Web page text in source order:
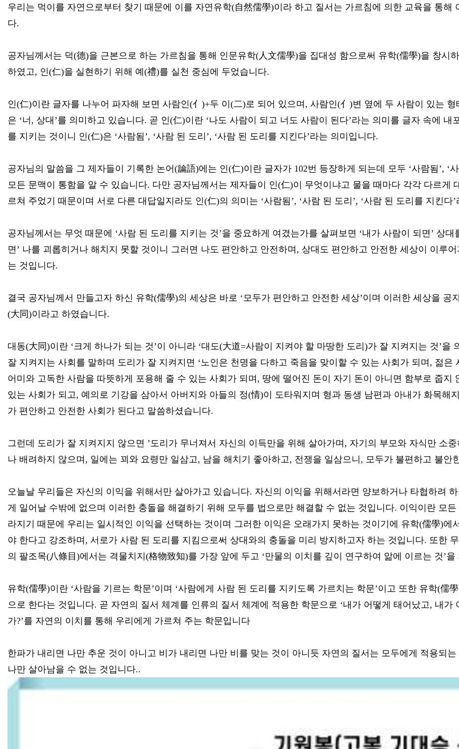
우리는 먹이를 자연으로부터 찾기 때문에 이를 자연유학(自然儒學)이라 하고 질서는 가르침에 의한 교육을 통해
다.
공자님께서는 덕(德)을 근본으로 하는 가르침을 통해 인문유학(人文儒學)을 집대성 함으로써 유학(儒學)을 창시
하였고, 인(仁)을 실현하기 위해 예(禮)를 실천 중심에 두었습니다.
인(仁)이란 글자를 나누어 파자해 보면 사람인(亻)+두 이(二)로 되어 있으며, 사람인(亻)변 옆에 두 사람이 있는
은 ‘너, 상대’를 의미하고 있습니다. 곧 인(仁)이란 ‘나도 사람이 되고 너도 사람이 된다’라는 의미를 글자 속에
를 지키는 것이니 인(仁)은 ‘사람됨’, ‘사람 된 도리’, ‘사람 된 도리를 지킨다’라는 의미입니다.
공자님의 말씀을 그 제자들이 기록한 논어(論語)에는 인(仁)이란 글자가 102번 등장하게 되는데 모두 ‘사람됨’, ‘
모든 문맥이 통함을 알 수 있습니다. 다만 공자님께서는 제자들이 인(仁)이 무엇이냐고 물을 때마다 각각 다르게
르쳐 주었기 때문이며 서로 다른 대답일지라도 인(仁)의 의미는 ‘사람됨’, ‘사람 된 도리’, ‘사람 된 도리를 지킨다
공자님께서는 무엇 때문에 ‘사람 된 도리를 지키는 것’을 중요하게 여겼는가를 살펴보면 ‘내가 사람이 되면’ 상
면’ 나를 괴롭히거나 해치지 못할 것이니 그러면 나도 편안하고 안전하며, 상대도 편안하고 안전한 세상이 이루
는 것입니다.
결국 공자님께서 만들고자 하신 유학(儒學)의 세상은 바로 ‘모두가 편안하고 안전한 세상’이며 이러한 세상을
(大同)이라고 하였습니다.
대동(大同)이란 ‘크게 하나가 되는 것’이 아니라 ‘대도(大道=사람이 지켜야 할 마땅한 도리)가 잘 지켜지는 것’
잘 지켜지는 사회를 말하며 도리가 잘 지켜지면 ‘노인은 천명을 다하고 죽음을 맞이할 수 있는 사회가 되며, 젊
어미와 고독한 사람을 따뜻하게 포용해 줄 수 있는 사회가 되며, 땅에 떨어진 돈이 자기 돈이 아니면 함부로 줍
있는 사회가 되고, 예의로 기강을 삼아서 아버지와 아들의 정(情)이 도타워지며 형과 동생 남편과 아내가 화목해
가 편안하고 안전한 사회가 된다고 말씀하셨습니다.
그런데 도리가 잘 지켜지지 않으면 ’도리가 무너져서 자신의 이득만을 위해 살아가며, 자기의 부모와 자식만 소
나 배려하지 않으며, 일에는 꾀와 요령만 일삼고, 남을 해치기 좋아하고, 전쟁을 일삼으니, 모두가 불편하고 불안
오늘날 우리들은 자신의 이익을 위해서만 살아가고 있습니다. 자신의 이익을 위해서라면 양보하거나 타협하려
게 일어날 수밖에 없으며 이러한 충돌을 해결하기 위해 모두를 법으로만 해결할 수 없는 것입니다. 이익이란 모
라지기 때문에 우리는 일시적인 이익을 선택하는 것이며 그러한 이익은 오래가지 못하는 것이기에 유학(儒學)에
야 한다고 강조하며, 서로가 사람 된 도리를 지킴으로써 상대와의 충돌을 미리 방지하고자 하는 것입니다. 또한
의 팔조목(八條目)에서는 격물치지(格物致知)를 가장 앞에 두고 ‘만물의 이치를 깊이 연구하여 앎에 이르는 것’
유학(儒學)이란 ‘사람을 기르는 학문’이며 ‘사람에게 사람 된 도리를 지키도록 가르치는 학문’이고 또한 유학(
으로 한다는 것입니다. 곧 자연의 질서 체계를 인류의 질서 체계에 적용한 학문으로 ‘내가 어떻게 태어났고, 내
가?’를 자연의 이치를 통해 우리에게 가르쳐 주는 학문입니다
한파가 내리면 나만 추운 것이 아니고 비가 내리면 나만 비를 맞는 것이 아니듯 자연의 질서는 모두에게 적용되
나만 살아남을 수 없는 것입니다..